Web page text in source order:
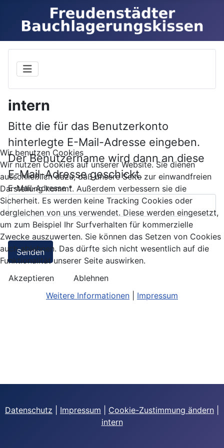
intern
Bitte die für das Benutzerkonto
hinterlegte E-Mail-Adresse eingeben.
Der Benutzername wird dann an diese
E-Mail-Adresse geschickt.
E-Mail-Adresse*
Senden
Datenschutz Impressum Cookie-Zustimmung ändern
intern
Wir benutzen Cookies
Wir nutzen Cookies auf unserer Website. Sie dienen
ausschließlich dazu, daß unsere Seite zur einwandfreien
Darstellung kommt. Außerdem verbessern sie die
Sicherheit. Es werden keine Tracking Cookies oder
dergleichen von uns verwendet. Diese werden eingesetzt,
um zum Beispiel Ihr Surfverhalten für kommerzielle
Zwecke auszuwerten. Sie können das Setzen von Cookies
auch ablehnen. Das dürfte sich nicht wesentlich auf die
Funktionalität unserer Seite auswirken.
Akzeptieren
Ablehnen
Weitere Informationen
Impressum